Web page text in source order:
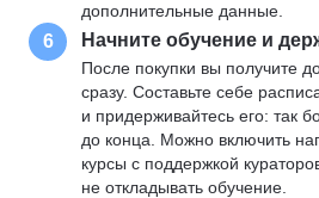
дополнительные данные.
6 Начните обучение и
После покупки вы получите
сразу. Составьте себе
и придерживайтесь его: так
до конца. Можно включить
курсы с поддержкой
не откладывать обучение.